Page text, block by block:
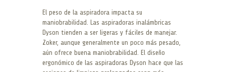
El peso de la aspiradora impacta su
maniobrabilidad. Las aspiradoras inalámbricas
Dyson tienden a ser ligeras y fáciles de manejar.
Zoker, aunque generalmente un poco más pesado,
aún ofrece buena maniobrabilidad. El diseño
ergonómico de las aspiradoras Dyson hace que las